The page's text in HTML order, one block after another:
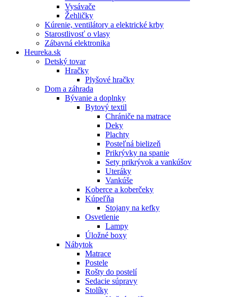
Vysávače
Žehličky
Kúrenie, ventilátory a elektrické krby
Starostlivosť o vlasy
Zábavná elektronika
Heureka.sk
Detský tovar
Hračky
Plyšové hračky
Dom a záhrada
Bývanie a doplnky
Bytový textil
Chrániče na matrace
Deky
Plachty
Posteľná bielizeň
Prikrývky na spanie
Sety prikrývok a vankúšov
Uteráky
Vankúše
Koberce a koberčeky
Kúpeľňa
Stojany na kefky
Osvetlenie
Lampy
Úložné boxy
Nábytok
Matrace
Postele
Rošty do postelí
Sedacie súpravy
Stolíky